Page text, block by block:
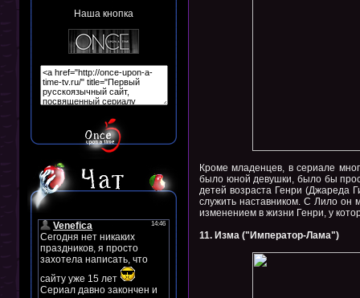
Наша кнопка
Кроме младенцев, в сериале
было юной девушки, было бы
детей возраста Генри (Джареда
служить наставником. С Лило он
изменением в жизни Генри, у
11. Изма ("Император-Лама")